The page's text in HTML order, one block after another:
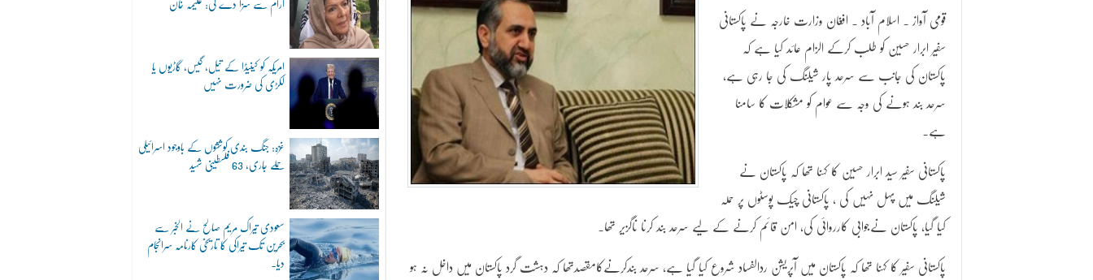
آرام سے سزا دے گی: علیمہ خان
امریکہ کو کینیڈا کے تیل، گیس، گاڑیوں یا
لکڑی کی ضرورت نہیں
غزہ: جنگ بندی کوششوں کے باوجود اسرائیلی
حملے جاری، 63 فلسطینی شہید
سعودی تیراک مریم صالح نے الخبر سے
بحرین تک تیراکی کا تاریخی کارنامہ سرانجام
دیا۔
قومی آواز ۔ اسلام آباد ۔ افغان وزارت خارجہ نے پاکستانی
سفیر ابرار حسین کو طلب کرکے الزام عائد کیا ہے کہ
پاکستان کی جانب سے سرحد پار شیلنگ کی جا رہی ہے،
سرحد بند ہونے کی وجہ سے عوام کو مشکلات کا سامنا
ہے۔
پاکستانی سفیر سید ابرار حسین کا کہنا تھا کہ پاکستان نے
شیلنگ میں پہل نہیں کی ، پاکستانی چیک پوسٹوں پر حملہ
کیا گیا، پاکستان نےجوابی کارروائی کی، امن قائم کرنے کے لیے سرحد بند کرنا ناگزیر تھا۔
پاکستانی سفیر کا کہنا تھا کہ پاکستان میں آپریشن ردالفساد شروع کیا گیا ہے، سرحد بندکرنےکامقصدتھا کہ دہشت گرد پاکستان میں داخل نہ ہو